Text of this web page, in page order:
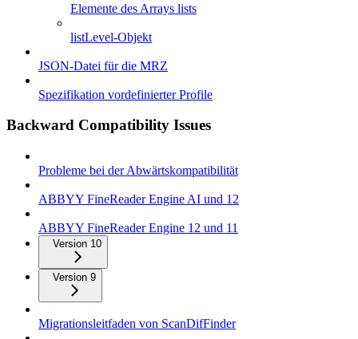
Elemente des Arrays lists
listLevel-Objekt
JSON-Datei für die MRZ
Spezifikation vordefinierter Profile
Backward Compatibility Issues
Probleme bei der Abwärtskompatibilität
ABBYY FineReader Engine AI und 12
ABBYY FineReader Engine 12 und 11
Version 10
Version 9
Migrationsleitfaden von ScanDifFinder